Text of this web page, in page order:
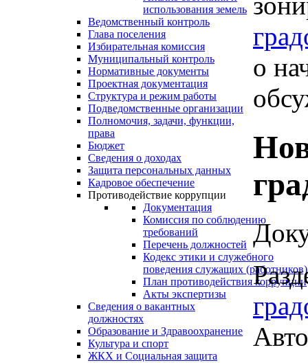
использования земель
Ведомственный контроль
Глава поселения
Избирательная комиссия
Муниципальный контроль
Нормативные документы
Проектная документация
Структура и режим работы
Подведомственные организации
Полномочия, задачи, функции,
права
Бюджет
Сведения о доходах
Защита персональных данных
Кадровое обеспечение
Противодействие коррупции
Документация
Комиссия по соблюдению
требований
Перечень должностей
Кодекс этики и служебного
поведения служащих (работников)
План противодействия коррупции
Акты экспертизы
Сведения о вакантных
должностях
Образование и Здравоохранение
Культура и спорт
ЖКХ и Социальная защита
о